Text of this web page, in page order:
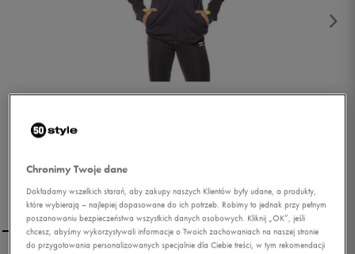
Chronimy Twoje dane
Dokładamy wszelkich starań, aby zakupy naszych Klientów były udane, a produkty,
które wybierają – najlepiej dopasowane do ich potrzeb. Robimy to jednak przy pełnym
poszanowaniu bezpieczeństwa wszystkich danych osobowych. Kliknij „OK”, jeśli
chcesz, abyśmy wykorzystywali informacje o Twoich zachowaniach na naszej stronie
do przygotowania personalizowanych specjalnie dla Ciebie treści, w tym rekomendacji